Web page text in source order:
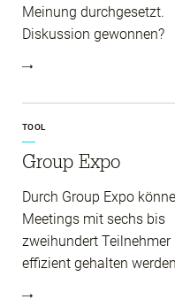
Meinung durchgesetzt.
Diskussion gewonnen?
TOOL
Group Expo
Durch Group Expo
Meetings mit sechs bis
zweihundert Teilnehmer
effizient gehalten